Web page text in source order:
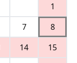
1
7
8
14
15